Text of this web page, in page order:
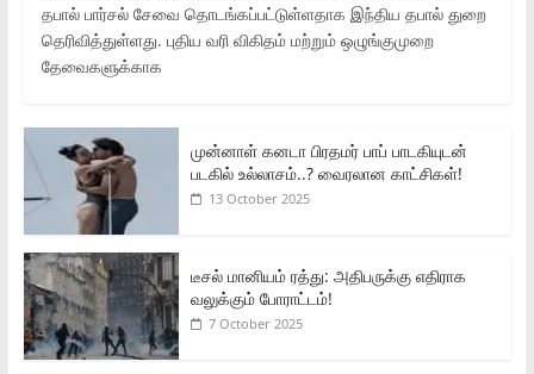
தபால் பார்சல் சேவை தொடங்கப்பட்டுள்ளதாக இந்திய தபால் துறை
தெரிவித்துள்ளது. புதிய வரி விகிதம் மற்றும் ஒழுங்குமுறை
தேவைகளுக்காக
முன்னாள் கனடா பிரதமர் பாப் பாடகியுடன்
படகில் உல்லாசம்..? வைரலான காட்சிகள்!
13 October 2025
டீசல் மானியம் ரத்து: அதிபருக்கு எதிராக
வலுக்கும் போராட்டம்!
7 October 2025